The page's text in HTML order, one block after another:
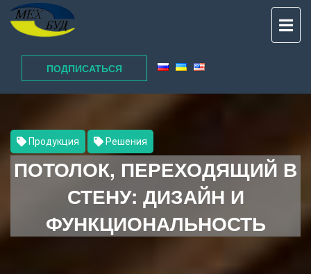
ПОДПИСАТЬСЯ
Продукция Решения
ПОТОЛОК, ПЕРЕХОДЯЩИЙ В
СТЕНУ: ДИЗАЙН И
ФУНКЦИОНАЛЬНОСТЬ